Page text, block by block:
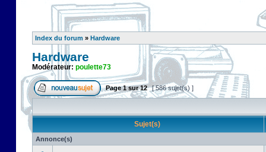
Index du forum » Hardware
Hardware
Modérateur: poulette73
Page1sur12 [ 586 sujet(s) ]
Sujet(s)
Annonce(s)